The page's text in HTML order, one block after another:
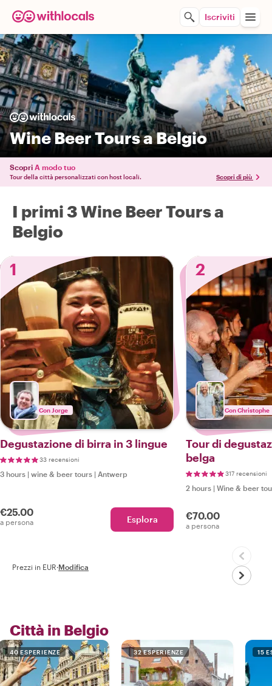
Iscriviti
Wine Beer Tours a Belgio
Scopri A modo tuo
Tour della città personalizzati con host locali. Scopri di più
I primi 3 Wine Beer Tours a
Belgio
1
Con Jorge
Degustazione di birra in 3 lingue
33 recensioni
3 hours | wine & beer tours | Antwerp
€25.00
a persona Esplora
2
Con Christophe
Tour di
belga
317 recensioni
2 hours | Wine & beer
€70.00
a persona
Prezzi in EUR·Modifica
Città in Belgio
40 ESPERIENZE 32 ESPERIENZE 15